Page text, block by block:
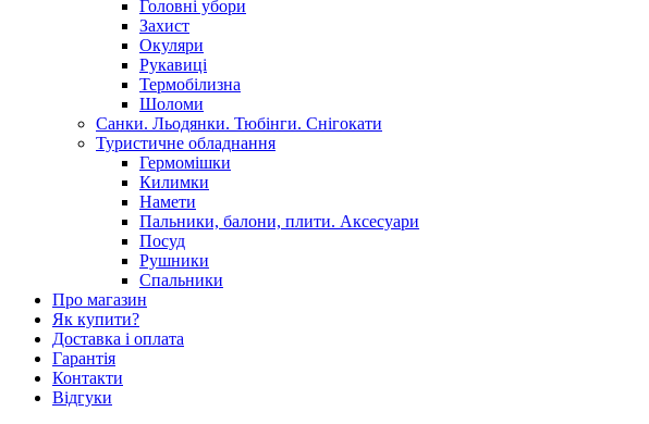
Головні убори
Захист
Окуляри
Рукавиці
Термобілизна
Шоломи
Санки. Льодянки. Тюбінги. Снігокати
Туристичне обладнання
Гермомішки
Килимки
Намети
Пальники, балони, плити. Аксесуари
Посуд
Рушники
Спальники
Про магазин
Як купити?
Доставка і оплата
Гарантія
Контакти
Відгуки